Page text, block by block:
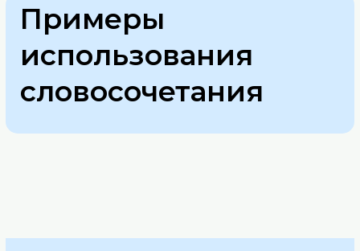
Примеры
использования
словосочетания